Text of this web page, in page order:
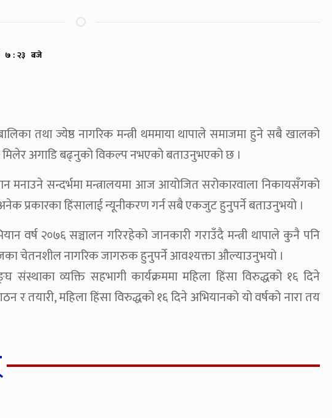
७ : २३ बजे
तथा ज्येष्ठ नागरिक मन्त्री थममाया थापाले समाजमा हुने सबै खालको
मिलेर अगाडि बढ्नुको विकल्प नभएको बताउनुभएको छ ।
मनाउने सन्दर्भमा मन्त्रालयमा आज आयोजित सरोकारवाला निकायसँगको
प्रकारका हिंसालाई न्यूनीकरण गर्न सबै एकजुट हुनुपर्ने बताउनुभयो ।
वर्ष २०७६ सञ्चालन गरिरहेको जानकारी गराउँदै मन्त्री थापाले कुनै पनि
चेतनशील नागरिक जागरुक हुनुपर्ने आवश्यक्ता औल्याउनुभयो ।
संस्थाका व्यक्ति सहभागी कार्यक्रममा महिला हिंसा विरुद्धको १६ दिने
र तयारी, महिला हिंसा विरुद्धको १६ दिने अभियानको यो वर्षको नारा तय